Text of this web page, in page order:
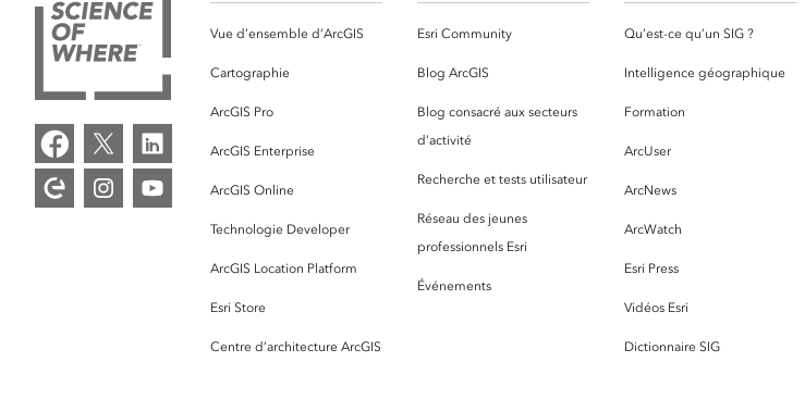
Vue d’ensemble d’ArcGIS
Cartographie
ArcGIS Pro
ArcGIS Enterprise
ArcGIS Online
Technologie Developer
ArcGIS Location Platform
Esri Store
Centre d’architecture ArcGIS
Esri Community
Blog ArcGIS
Blog consacré aux secteurs
d’activité
Recherche et tests utilisateur
Réseau des jeunes
professionnels Esri
Événements
Qu’est-ce qu’un SIG ?
Intelligence géographique
Formation
ArcUser
ArcNews
ArcWatch
Esri Press
Vidéos Esri
Dictionnaire SIG